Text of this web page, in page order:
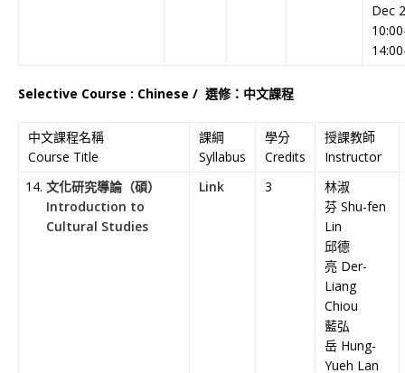
Dec
Selective Course : Chinese / 選修：中文課程
中文課程名稱
Course Title
課綱
Syllabus
學分
Credits
授課教師
Instructor
文化研究導論（碩）
Introduction to
Cultural Studies
Link 3
林淑
芬 Shu-fen
Lin
邱德
亮 Der-
Liang
Chiou
藍弘
岳 Hung-
Yueh Lan